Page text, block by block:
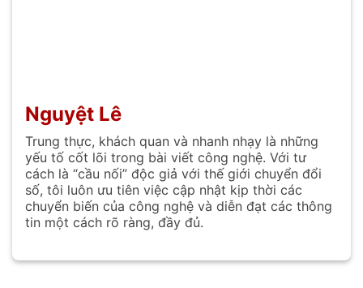
Nguyệt Lê
Trung thực, khách quan và nhanh nhạy là những
yếu tố cốt lõi trong bài viết công nghệ. Với tư
cách là “cầu nối” độc giả với thế giới chuyển đổi
số, tôi luôn ưu tiên việc cập nhật kịp thời các
chuyển biến của công nghệ và diễn đạt các thông
tin một cách rõ ràng, đầy đủ.